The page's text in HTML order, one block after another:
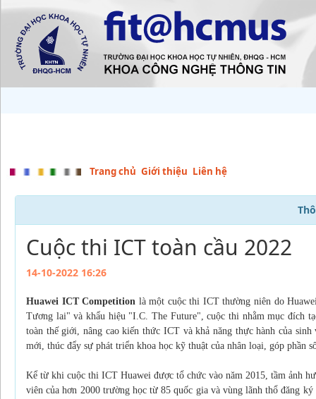
Trang chủ Giới thiệu Liên hệ
Cuộc thi ICT toàn cầu 2022
14-10-2022 16:26
Huawei ICT Competition là một cuộc thi ICT thường niên do
Tương lai" và khẩu hiệu "I.C. The Future", cuộc thi nhằm mục đích
toàn thế giới, nâng cao kiến thức ICT và khả năng thực hành của
mới, thúc đẩy sự phát triển khoa học kỹ thuật của nhân loại, góp phần
Kể từ khi cuộc thi ICT Huawei được tổ chức vào năm 2015, tầm ảnh
viên của hơn 2000 trường học từ 85 quốc gia và vùng lãnh thổ đăng